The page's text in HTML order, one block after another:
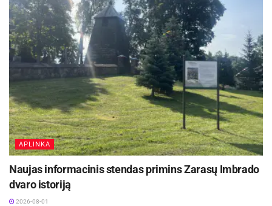
APLINKA
Naujas informacinis stendas primins Zarasų Imbrado
dvaro istoriją
2026-08-01